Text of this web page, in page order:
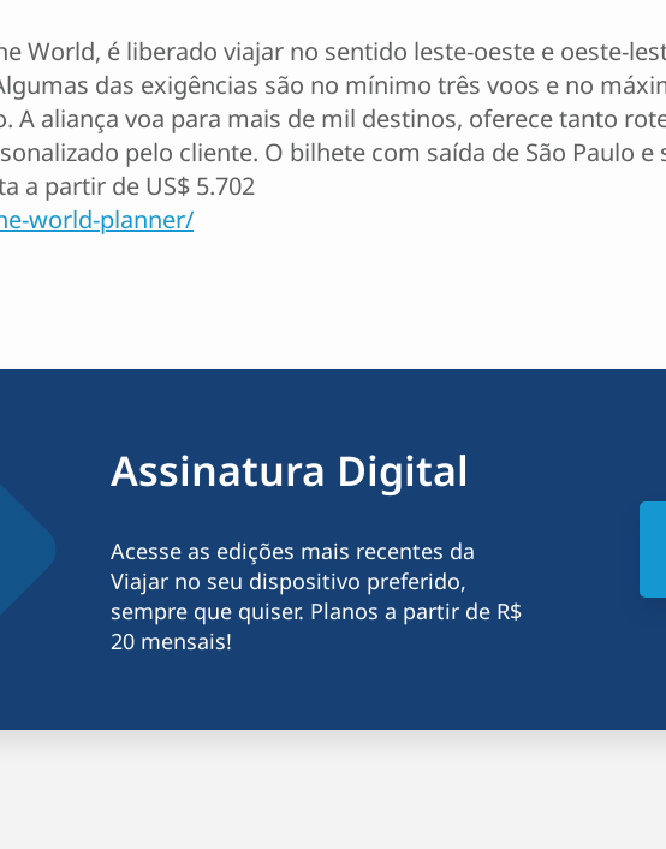
World, é liberado viajar no sentido leste-oeste e oeste-
das exigências são no mínimo três voos e no
A aliança voa para mais de mil destinos, oferece tanto
pelo cliente. O bilhete com saída de São Paulo
a partir de US$ 5.702
world-planner/
Assinatura Digital
Acesse as edições mais recentes da
Viajar no seu dispositivo preferido,
sempre que quiser. Planos a partir de R$
20 mensais!